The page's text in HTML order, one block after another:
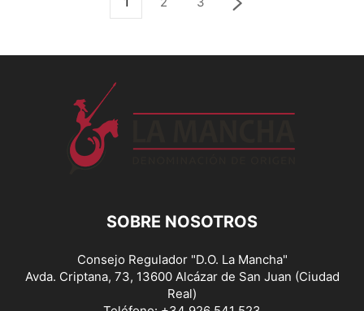
SOBRE NOSOTROS
Consejo Regulador "D.O. La Mancha"
Avda. Criptana, 73, 13600 Alcázar de San Juan (Ciudad
Real)